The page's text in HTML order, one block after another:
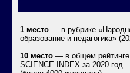
1 место — в рубрике
образование и педагогика»
10 место — в общем рейтинге
SCIENCE INDEX за 2020 год